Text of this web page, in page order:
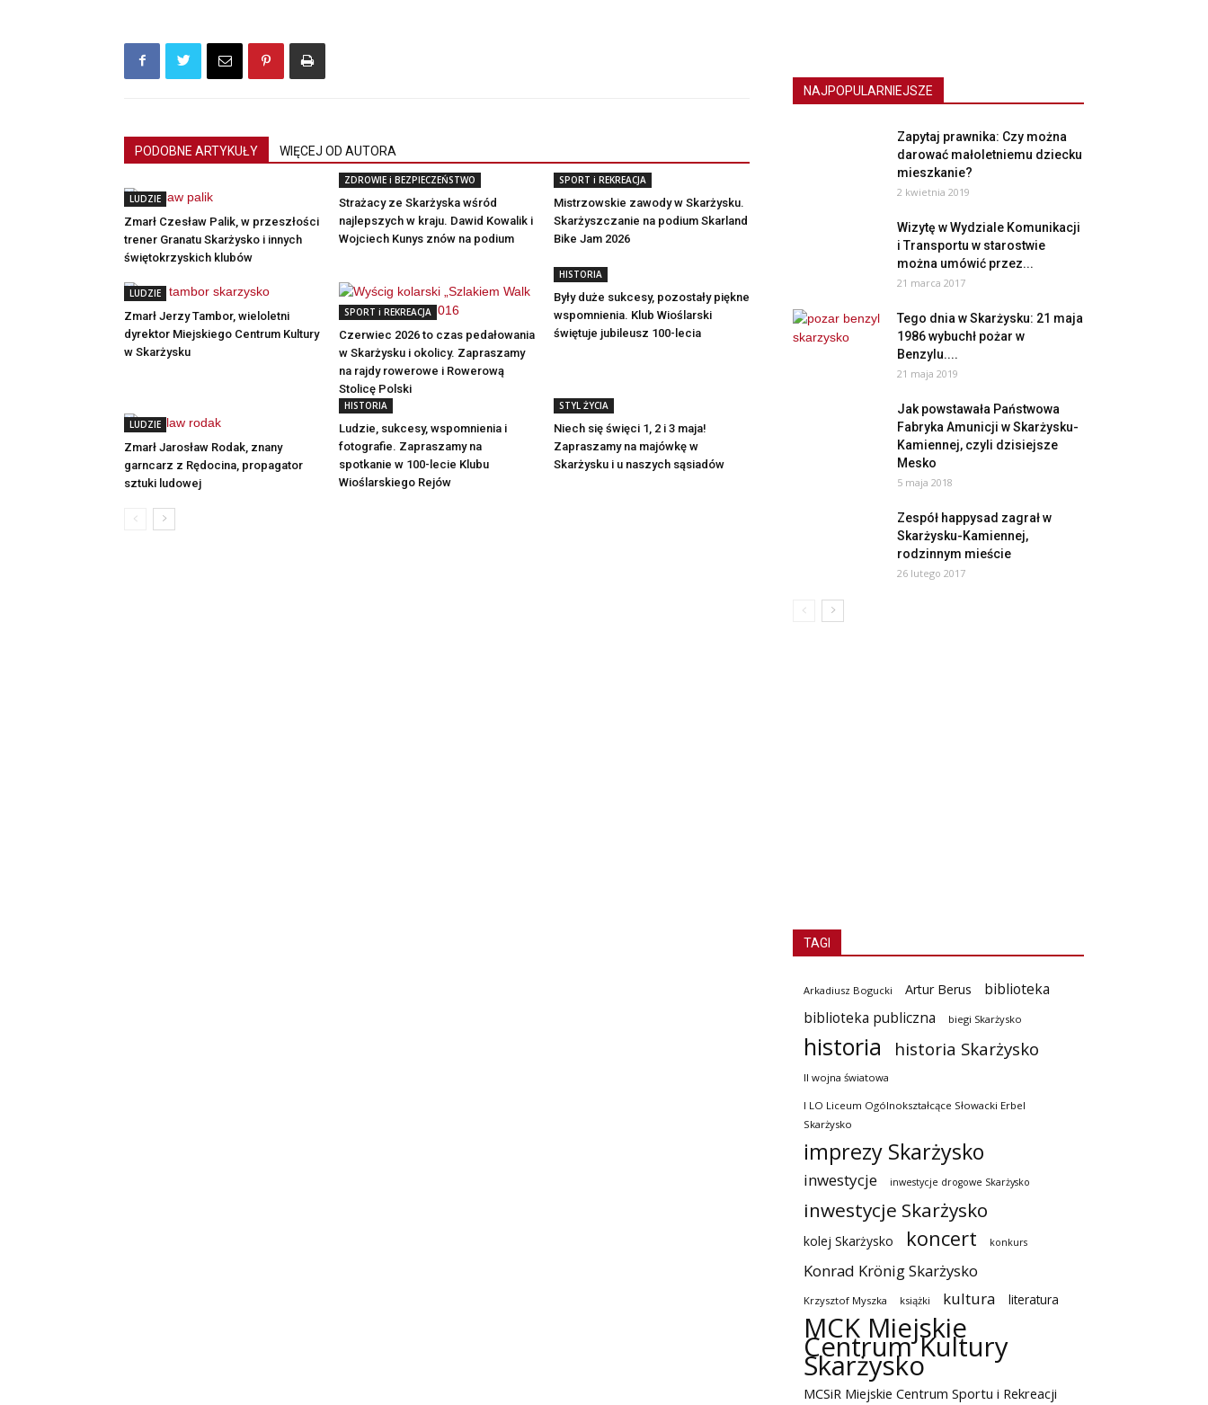
PODOBNE ARTYKUŁY WIĘCEJ OD AUTORA
LUDZIE
Zmarł Czesław Palik, w przeszłości
trener Granatu Skarżysko i innych
świętokrzyskich klubów
ZDROWIE i BEZPIECZEŃSTWO
Strażacy ze Skarżyska wśród
najlepszych w kraju. Dawid Kowalik i
Wojciech Kunys znów na podium
SPORT i REKREACJA
Mistrzowskie zawody w Skarżysku.
Skarżyszczanie na podium Skarland
Bike Jam 2026
LUDZIE
Zmarł Jerzy Tambor, wieloletni
dyrektor Miejskiego Centrum Kultury
w Skarżysku
SPORT i REKREACJA
Czerwiec 2026 to czas pedałowania
w Skarżysku i okolicy. Zapraszamy
na rajdy rowerowe i Rowerową
Stolicę Polski
HISTORIA
Były duże sukcesy, pozostały piękne
wspomnienia. Klub Wioślarski
świętuje jubileusz 100-lecia
LUDZIE
Zmarł Jarosław Rodak, znany
garncarz z Rędocina, propagator
sztuki ludowej
HISTORIA
Ludzie, sukcesy, wspomnienia i
fotografie. Zapraszamy na
spotkanie w 100-lecie Klubu
Wioślarskiego Rejów
STYL ŻYCIA
Niech się święci 1, 2 i 3 maja!
Zapraszamy na majówkę w
Skarżysku i u naszych sąsiadów
NAJPOPULARNIEJSZE
Zapytaj prawnika: Czy można
darować małoletniemu dziecku
mieszkanie?
2 kwietnia 2019
Wizytę w Wydziale Komunikacji
i Transportu w starostwie
można umówić przez...
21 marca 2017
Tego dnia w Skarżysku: 21 maja
1986 wybuchł pożar w
Benzylu....
21 maja 2019
Jak powstawała Państwowa
Fabryka Amunicji w Skarżysku-
Kamiennej, czyli dzisiejsze
Mesko
5 maja 2018
Zespół happysad zagrał w
Skarżysku-Kamiennej,
rodzinnym mieście
26 lutego 2017
TAGI
Arkadiusz Bogucki Artur Berus
biblioteka
biblioteka publiczna
biegi Skarżysko
historia historia Skarżysko
II wojna światowa
I LO Liceum Ogólnokształcące Słowacki Erbel
Skarżysko
imprezy Skarżysko
inwestycje inwestycje drogowe Skarżysko
inwestycje Skarżysko
kolej Skarżysko koncert konkurs
Konrad Krönig Skarżysko
Krzysztof Myszka książki kultura literatura
MCK Miejskie
Centrum Kultury
Skarżysko
MCSiR Miejskie Centrum Sportu i Rekreacji